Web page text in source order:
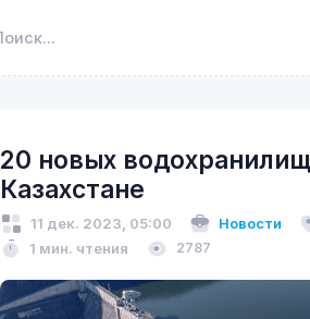
20 новых
Казахстане
11 дек. 2023, 05:00 Новости
1 мин. чтения
2787